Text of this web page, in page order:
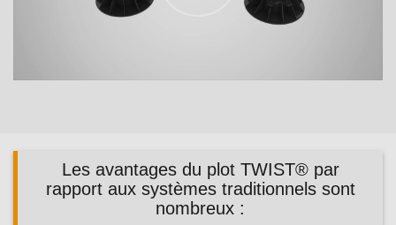
Play
Les avantages du plot TWIST® par
rapport aux systèmes traditionnels sont
nombreux :